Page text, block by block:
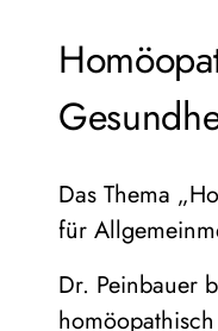
Das Thema
für
Dr. Peinbauer